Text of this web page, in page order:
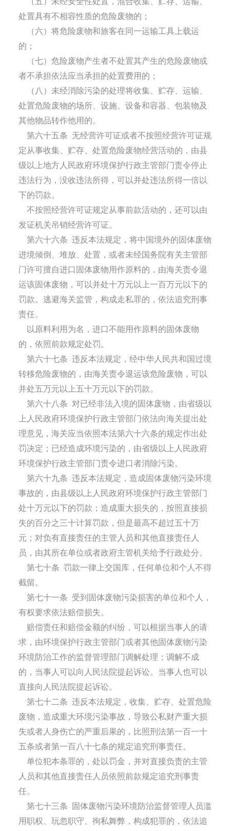
处置具有不相容性质的危险废物的；
（六）将危险废物和旅客在同一运输工具上载运
的；
（七）危险废物产生者不处置其产生的危险废物或
者不承担依法应当承担的处置费用的；
（八）未经消除污染的处理将收集、贮存、运输、
处置危险废物的场所、设施、设备和容器、包装物及
其他物品转作他用的。
第六十五条 无经营许可证或者不按照经营许可证规
定从事收集、贮存、处置危险废物经营活动的，由县
级以上地方人民政府环境保护行政主管部门责令停止
违法行为，没收违法所得，可以并处违法所得一倍以
下的罚款。
不按照经营许可证规定从事前款活动的，还可以由
发证机关吊销经营许可证。
第六十六条 违反本法规定，将中国境外的固体废物
进境倾倒、堆放、处置，或者未经国务院有关主管部
门许可擅自进口固体废物用作原料的，由海关责令退
运该固体废物，可以并处十万元以上一百万元以下的
罚款。逃避海关监管，构成走私罪的，依法追究刑事
责任。
以原料利用为名，进口不能用作原料的固体废物
的，依照前款规定处罚。
第六十七条 违反本法规定，经中华人民共和国过境
转移危险废物的，由海关责令退运该危险废物，可以
并处五万元以上五十万元以下的罚款。
第六十八条 对已经非法入境的固体废物，由省级以
上人民政府环境保护行政主管部门依法向海关提出处
理意见，海关应当依照本法第六十六条的规定作出处
罚决定；已经造成环境污染的，由省级以上人民政府
环境保护行政主管部门责令进口者消除污染。
第六十九条 违反本法规定，造成固体废物污染环境
事故的，由县级以上人民政府环境保护行政主管部门
处十万元以下的罚款；造成重大损失的，按照直接损
失的百分之三十计算罚款，但是最高不超过五十万
元；对负有直接责任的主管人员和其他直接责任人
员，由其所在单位或者政府主管机关给予行政处分。
第七十条 罚款一律上交国库，任何单位和个人不得
截留。
第七十一条 受到固体废物污染损害的单位和个人，
有权要求依法赔偿损失。
赔偿责任和赔偿金额的纠纷，可以根据当事人的请
求，由环境保护行政主管部门或者其他固体废物污染
环境防治工作的监督管理部门调解处理；调解不成
的，当事人可以向人民法院提起诉讼。当事人也可以
直接向人民法院提起诉讼。
第七十二条 违反本法规定，收集、贮存、处置危险
废物，造成重大环境污染事故，导致公私财产重大损
失或者人身伤亡的严重后果的，比照刑法第一百一十
五条或者第一百八十七条的规定追究刑事责任。
单位犯本条罪的，处以罚金，并对直接负责的主管
人员和其他直接责任人员依照前款规定追究刑事责
任。
第七十三条
固体废物污染环境防治监督管理人员滥
用职权、玩忽职守、徇私舞弊，构成犯罪的，依法追